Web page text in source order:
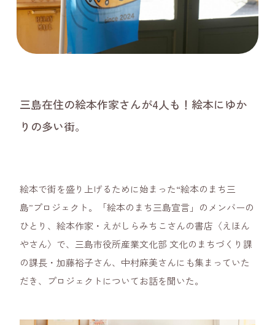
三島在住の絵本作家さんが4人も！絵本にゆか
りの多い街。
絵本で街を盛り上げるために始まった“絵本のまち三
島”プロジェクト。「絵本のまち三島宣言」のメンバーの
ひとり、絵本作家・えがしらみちこさんの書店〈えほん
やさん〉で、三島市役所産業文化部 文化のまちづくり課
の課長・加藤裕子さん、中村麻美さんにも集まっていた
だき、プロジェクトについてお話を聞いた。